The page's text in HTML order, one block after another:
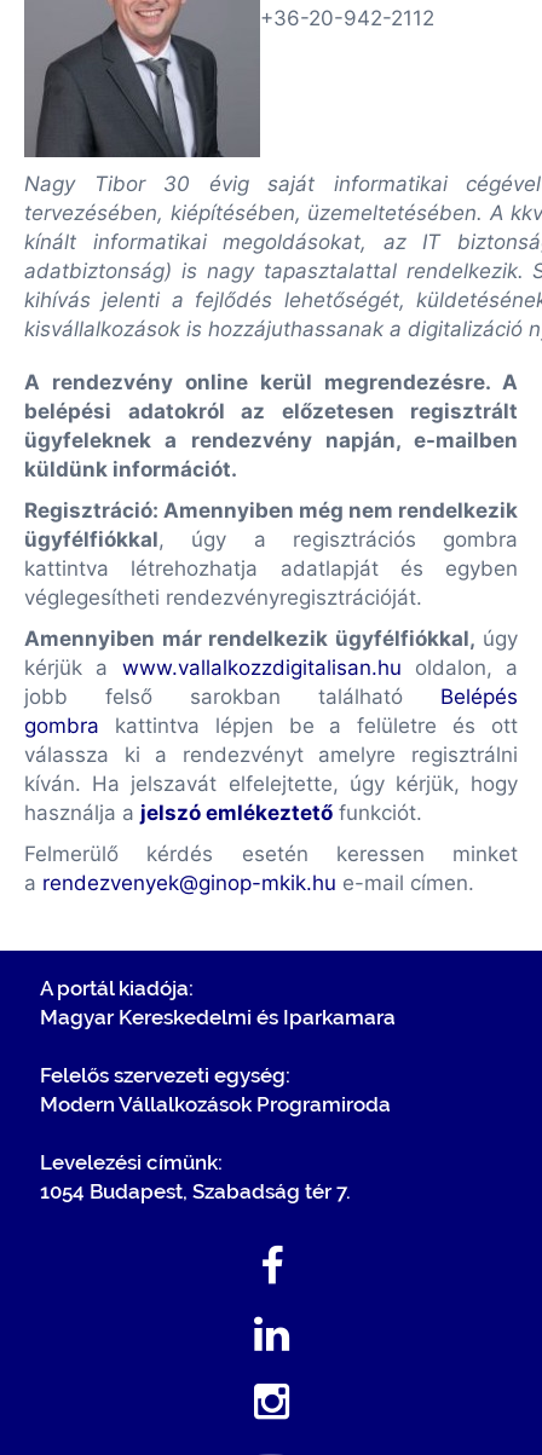
+36-20-942-2112
Nagy Tibor 30 évig saját informatikai
tervezésében, kiépítésében, üzemeltetésében. A
kínált informatikai megoldásokat, az IT
adatbiztonság) is nagy tapasztalattal rendelkezik.
kihívás jelenti a fejlődés lehetőségét,
kisvállalkozások is hozzájuthassanak a digitalizáció
A rendezvény online kerül megrendezésre. A
belépési adatokról az előzetesen regisztrált
ügyfeleknek a rendezvény napján, e-mailben
küldünk információt.
Regisztráció: Amennyiben még nem rendelkezik
ügyfélfiókkal, úgy a regisztrációs gombra
kattintva létrehozhatja adatlapját és egyben
véglegesítheti rendezvényregisztrációját.
Amennyiben már rendelkezik ügyfélfiókkal, úgy
kérjük a www.vallalkozzdigitalisan.hu oldalon, a
jobb felső sarokban található
Belépés
gombra
kattintva lépjen be a felületre és ott
válassza ki a rendezvényt amelyre regisztrálni
kíván. Ha jelszavát elfelejtette, úgy kérjük, hogy
használja a jelszó emlékeztető funkciót.
Felmerülő kérdés esetén keressen minket
a rendezvenyek@ginop-mkik.hu e-mail címen.
A portál kiadója:
Magyar Kereskedelmi és Iparkamara
Felelős szervezeti egység:
Modern Vállalkozások Programiroda
Levelezési címünk:
1054 Budapest, Szabadság tér 7.